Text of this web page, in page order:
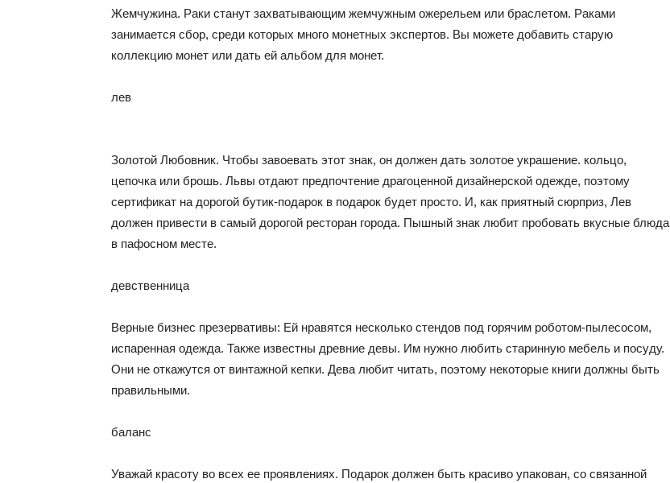
Жемчужина. Раки станут захватывающим жемчужным ожерельем или браслетом. Раками
занимается сбор, среди которых много монетных экспертов. Вы можете добавить старую
коллекцию монет или дать ей альбом для монет.
лев
Золотой Любовник. Чтобы завоевать этот знак, он должен дать золотое украшение. кольцо,
цепочка или брошь. Львы отдают предпочтение драгоценной дизайнерской одежде, поэтому
сертификат на дорогой бутик-подарок в подарок будет просто. И, как приятный сюрприз, Лев
должен привести в самый дорогой ресторан города. Пышный знак любит пробовать вкусные блюда
в пафосном месте.
девственница
Верные бизнес презервативы: Ей нравятся несколько стендов под горячим роботом-пылесосом,
испаренная одежда. Также известны древние девы. Им нужно любить старинную мебель и посуду.
Они не откажутся от винтажной кепки. Дева любит читать, поэтому некоторые книги должны быть
правильными.
баланс
Уважай красоту во всех ее проявлениях. Подарок должен быть красиво упакован, со связанной